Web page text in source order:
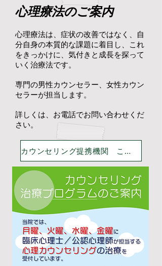
心理療法のご案内
心理療法は、症状の改善ではなく、自
分自身の本質的な課題に着目し、これ
をきっかけに、気付きと成長を探って
いく治療法です。
専門の男性カウンセラー、女性カウン
セラーが担当します。
詳しくは、お電話でお問い合わせくだ
さい。
カウンセリング提携機関 こころざしのいえ